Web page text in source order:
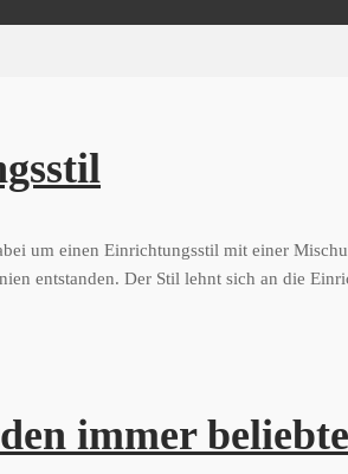
um einen Einrichtungsstil mit einer
entstanden. Der Stil lehnt sich an die
immer